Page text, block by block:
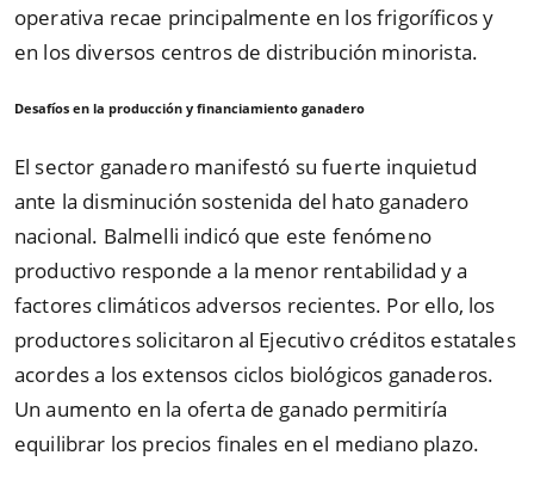
operativa recae principalmente en los frigoríficos y
en los diversos centros de distribución minorista.
Desafíos en la producción y financiamiento ganadero
El sector ganadero manifestó su fuerte inquietud
ante la disminución sostenida del hato ganadero
nacional. Balmelli indicó que este fenómeno
productivo responde a la menor rentabilidad y a
factores climáticos adversos recientes. Por ello, los
productores solicitaron al Ejecutivo créditos estatales
acordes a los extensos ciclos biológicos ganaderos.
Un aumento en la oferta de ganado permitiría
equilibrar los precios finales en el mediano plazo.